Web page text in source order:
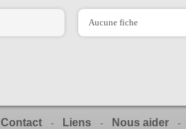
Aucune fiche
Contact - Liens - Nous aider -